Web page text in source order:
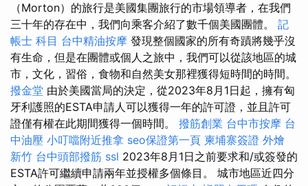
（Morton）的旅行是美國集團旅行的市場領導者，在我們
三十年的存在中，我們向乘客介紹了數千個美國團體。 記
帳士 科目 台中精油按摩 發現整個國家的所有奇蹟將幾乎沒
有生命，但是在團體或個人之旅中，我們可以從該地區的城
市，文化，習俗，食物和自然美女那裡獲得短時間的時間。
撥金堂 由於美國當局的決定，從2023年8月1日起，擁有匈
牙利護照的ESTA申請人可以獲得一年的許可證，並且許可
證僅有權在此期間獲得一個時間。 撥筋創業 台中市按摩 台
中油壓 小叮噹附近推拿 seo保證第一頁 柬埔寨簽證 外燴
新竹 台中頭部撥筋 ssl 2023年8月1日之前要求和/或簽發的
ESTA許可繼續申請兩年並授權多個條目。 城市地區近四分